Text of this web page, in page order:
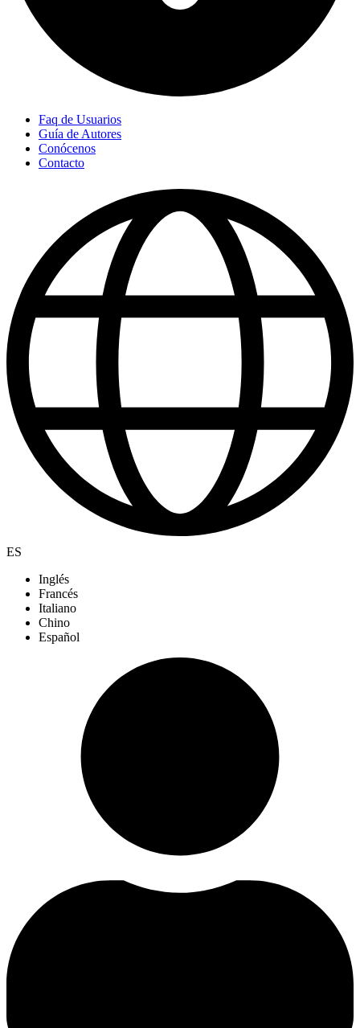
Faq de Usuarios
Guía de Autores
Conócenos
Contacto
ES
Inglés
Francés
Italiano
Chino
Español